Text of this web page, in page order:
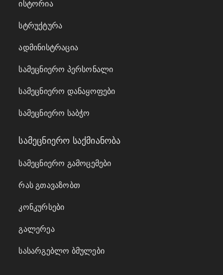
ისტორია
სტრუქტურა
ადმინისტრაცია
სამეცნიერო პერსონალი
სამეცნიერო დანაყოფები
სამეცნიერო საბჭო
სამეცნიერო საქმიანობა
სამეცნიერო გამოცემები
რას გთავაზობთ
კონკურსები
გალერეა
სასარგებლო ბმულები